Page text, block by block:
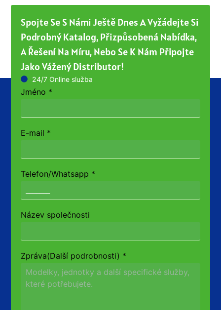
Spojte Se S Námi Ještě Dnes A Vyžádejte Si
Podrobný Katalog, Přizpůsobená Nabídka,
A Řešení Na Míru, Nebo Se K Nám Připojte
Jako Vážený Distributor!
24/7 Online služba
Jméno *
E-mail *
Telefon/Whatsapp *
Název společnosti
Zpráva(Další podrobnosti) *